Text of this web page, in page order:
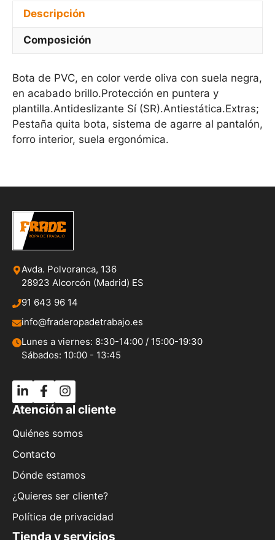
Descripción
Composición
Bota de PVC, en color verde oliva con suela negra,
en acabado brillo.Protección en puntera y
plantilla.Antideslizante Sí (SR).Antiestática.Extras;
Pestaña quita bota, sistema de agarre al pantalón,
forro interior, suela ergonómica.
Avda. Polvoranca, 136
28923 Alcorcón (Madrid) ES
91 643 96 14
info@fraderopadetrabajo.es
Lunes a viernes: 8:30-14:00 / 15:00-19:30
Sábados: 10:00 - 13:45
Atención al cliente
Quiénes somos
Contacto
Dónde estamos
¿Quieres ser cliente?
Política de privacidad
Tienda y servicios